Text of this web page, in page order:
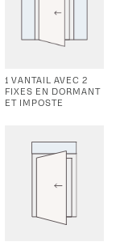
1 VANTAIL AVEC 2
FIXES EN DORMANT
ET IMPOSTE